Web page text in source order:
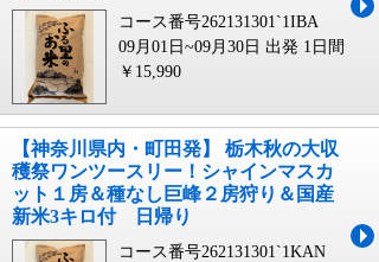
コース番号262131301`1IBA
09月01日~09月30日 出発 1日間
￥15,990
【神奈川県内・町田発】 栃木秋の大収
穫祭ワンツースリー！シャインマスカ
ット１房＆種なし巨峰２房狩り＆国産
新米3キロ付 日帰り
コース番号262131301`1KAN